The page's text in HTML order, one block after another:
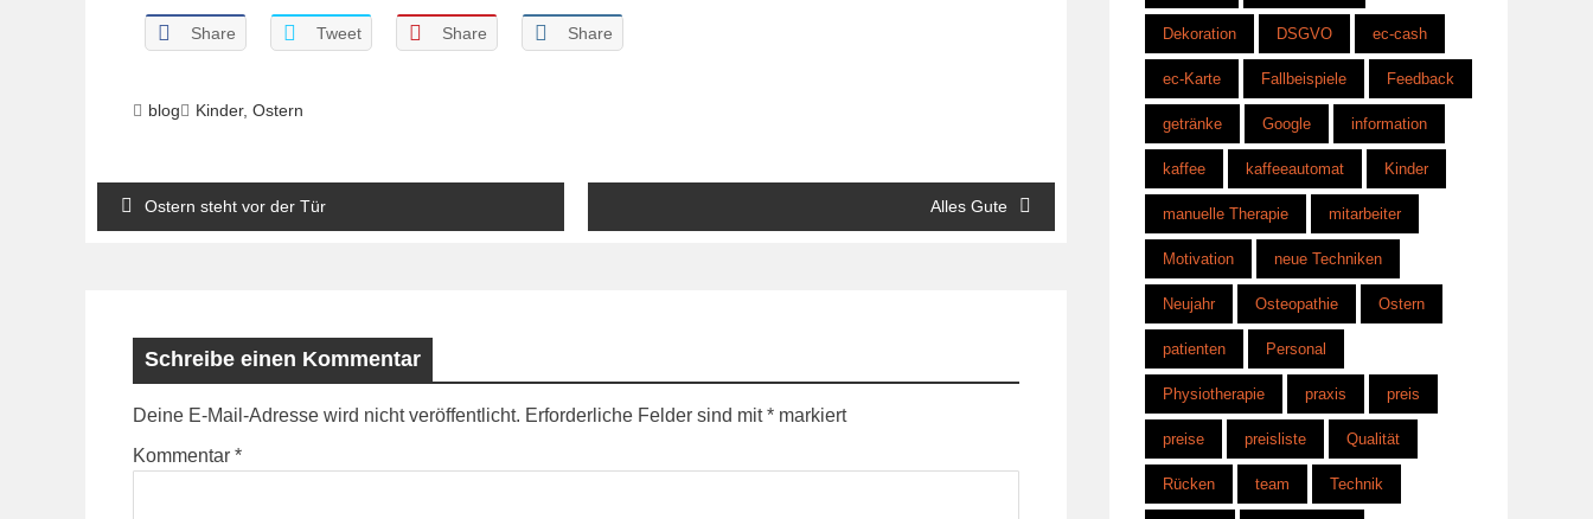
Share Tweet Share Share
blog Kinder, Ostern
Beitragsnavigation
Ostern steht vor der Tür Alles Gute
Schreibe einen Kommentar
Deine E-Mail-Adresse wird nicht veröffentlicht. Erforderliche Felder sind mit* markiert
Kommentar *
Dekoration DSGVO ec-cash
ec-Karte Fallbeispiele Feedback
getränke Google information
kaffee kaffeeautomat Kinder
manuelle Therapie mitarbeiter
Motivation neue Techniken
Neujahr Osteopathie Ostern
patienten Personal
Physiotherapie praxis preis
preise preisliste Qualität
Rücken team Technik